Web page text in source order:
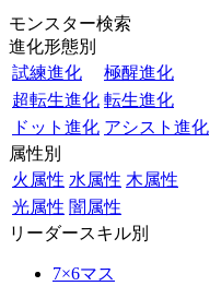
モンスター検索
進化形態別
試練進化
極醒進化
超転生進化 転生進化
ドット進化 アシスト進化
属性別
火属性 水属性 木属性
光属性 闇属性
リーダースキル別
7×6マス